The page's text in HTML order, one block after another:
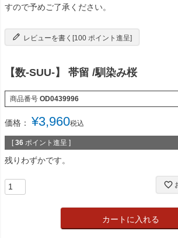
すので予めご了承ください。
レビューを書く[100 ポイント進呈]
【数-SUU-】 帯留 /馴染み桜
商品番号 OD0439996
価格： ¥3,960税込
[ 36 ポイント進呈 ]
残りわずかです。
カートに入れる